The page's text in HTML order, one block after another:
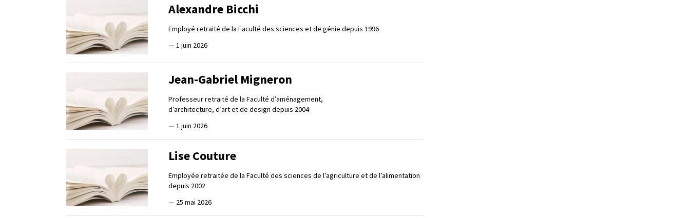
Alexandre Bicchi
Employé retraité de la Faculté des sciences et de génie depuis 1996
— 1 juin 2026
Jean-Gabriel Migneron
Professeur retraité de la Faculté d’aménagement,
d’architecture, d’art et de design depuis 2004
— 1 juin 2026
Lise Couture
Employée retraitée de la Faculté des sciences de l’agriculture et de l’alimentation
depuis 2002
— 25 mai 2026